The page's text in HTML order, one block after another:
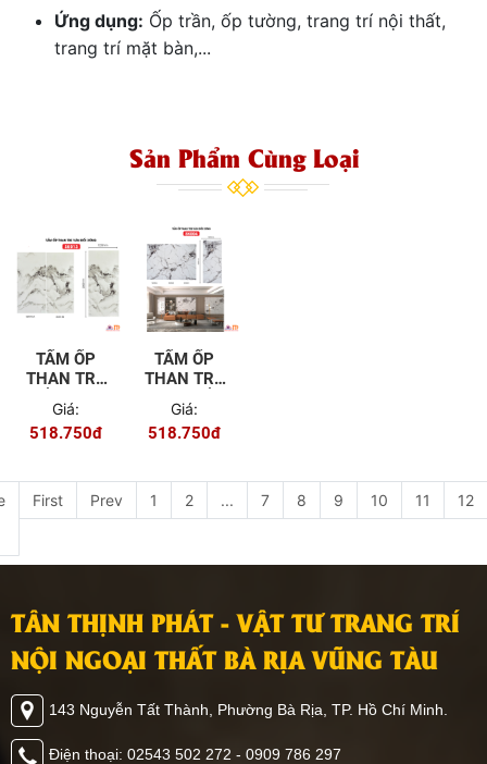
Ứng dụng: Ốp trần, ốp tường, trang trí nội thất,
trang trí mặt bàn,...
Sản Phẩm Cùng Loại
TẤM ỐP
THAN TRE
ĐỐI XỨNG
SK013
Giá:
518.750đ
TẤM ỐP
THAN TRE
VÂN ĐỐI
XỨNG
SK004
Giá:
518.750đ
First Prev 1 2 ... 7 8 9 10 11 12
TÂN THỊNH PHÁT - VẬT TƯ TRANG TRÍ
NỘI NGOẠI THẤT BÀ RỊA VŨNG TÀU
143 Nguyễn Tất Thành, Phường Bà Rịa, TP. Hồ Chí Minh.
Điện thoại: 02543 502 272 - 0909 786 297